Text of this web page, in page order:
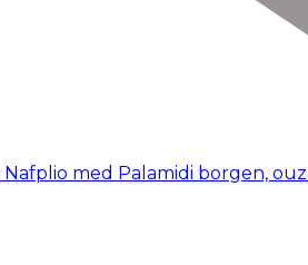
Nafplio med Palamidi borgen,